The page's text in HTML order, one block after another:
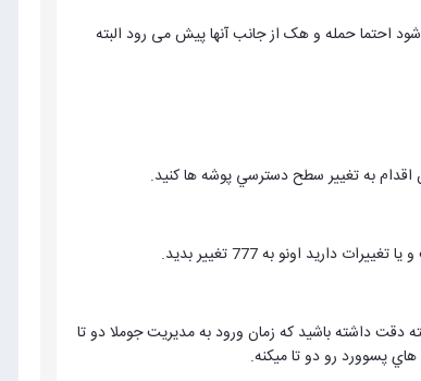
احتما حمله و هک از جانب آنها پیش می رود البته
به تغيير سطح دسترسي پوشه ها كنيد.
اونو به 777 تغيير بديد.
دقت داشته باشيد كه زمان ورود به مديريت جوملا دو تا
پسوورد رو دو تا ميكنه.